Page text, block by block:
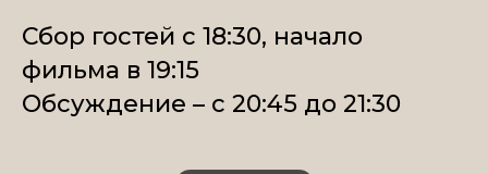
Сбор гостей с 18:30, начало
фильма в 19:15
Обсуждение – с 20:45 до 21:30